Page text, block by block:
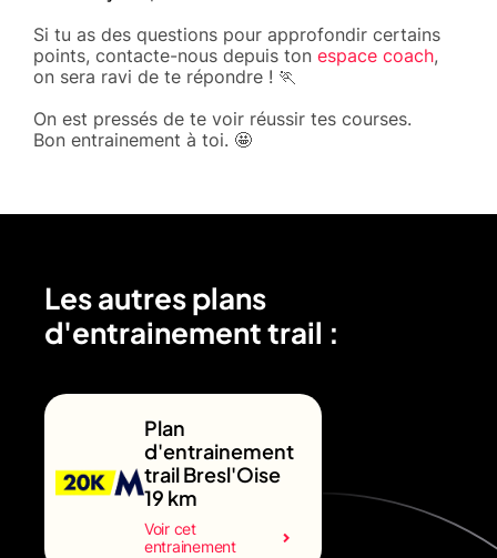
Si tu as des questions pour approfondir certains
points, contacte-nous depuis ton espace coach,
on sera ravi de te répondre ! 🏃
On est pressés de te voir réussir tes courses.
Bon entrainement à toi. 🤩
Les autres plans
d'entrainement trail :
Plan
d'entrainement
trail Bresl'Oise
19 km
Voir cet
entrainement